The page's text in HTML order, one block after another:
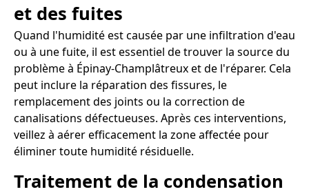
et des fuites
Quand l'humidité est causée par une infiltration d'eau
ou à une fuite, il est essentiel de trouver la source du
problème à Épinay-Champlâtreux et de l'réparer. Cela
peut inclure la réparation des fissures, le
remplacement des joints ou la correction de
canalisations défectueuses. Après ces interventions,
veillez à aérer efficacement la zone affectée pour
éliminer toute humidité résiduelle.
Traitement de la condensation